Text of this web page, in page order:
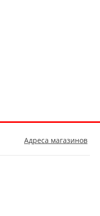
Адреса магазинов